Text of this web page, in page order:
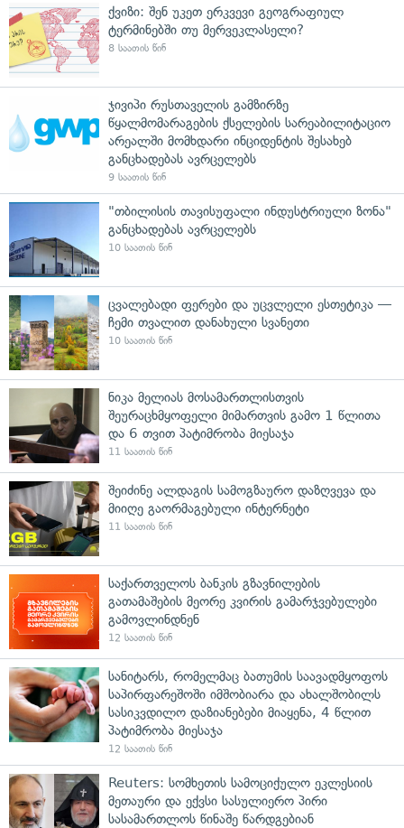
ქვიზი: შენ უკეთ ერკვევი გეოგრაფიულ
ტერმინებში თუ მერვეკლასელი?
8 საათის წინ
ჯივიპი რუსთაველის გამზირზე
წყალმომარაგების ქსელების სარეაბილიტაციო
არეალში მომხდარი ინციდენტის შესახებ
განცხადებას ავრცელებს
9 საათის წინ
"თბილისის თავისუფალი ინდუსტრიული ზონა"
განცხადებას ავრცელებს
10 საათის წინ
ცვალებადი ფერები და უცვლელი ესთეტიკა —
ჩემი თვალით დანახული სვანეთი
10 საათის წინ
ნიკა მელიას მოსამართლისთვის
შეურაცხმყოფელი მიმართვის გამო 1 წლითა
და 6 თვით პატიმრობა მიესაჯა
11 საათის წინ
შეიძინე ალდაგის სამოგზაურო დაზღვევა და
მიიღე გაორმაგებული ინტერნეტი
11 საათის წინ
საქართველოს ბანკის გზავნილების
გათამაშების მეორე კვირის გამარჯვებულები
გამოვლინდნენ
12 საათის წინ
სანიტარს, რომელმაც ბათუმის საავადმყოფოს
საპირფარეშოში იმშობიარა და ახალშობილს
სასიკვდილო დაზიანებები მიაყენა, 4 წლით
პატიმრობა მიესაჯა
12 საათის წინ
Reuters: სომხეთის სამოციქულო ეკლესიის
მეთაური და ექვსი სასულიერო პირი
სასამართლოს წინაშე წარდგებიან